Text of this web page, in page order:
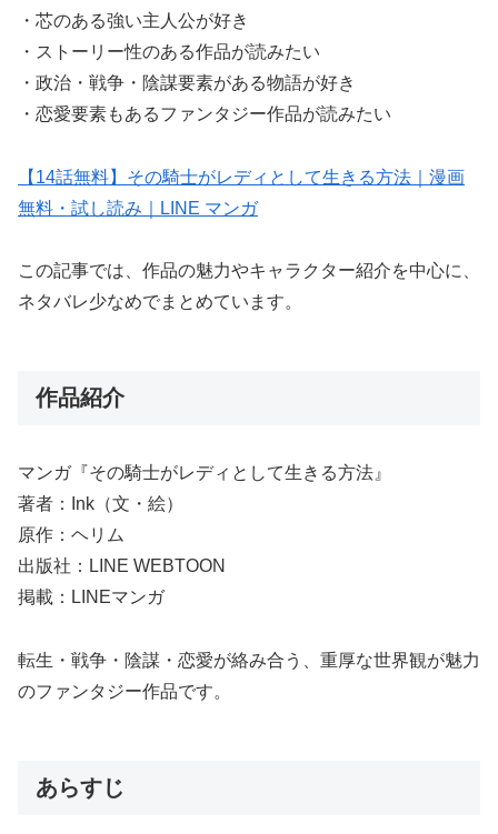
・芯のある強い主人公が好き
・ストーリー性のある作品が読みたい
・政治・戦争・陰謀要素がある物語が好き
・恋愛要素もあるファンタジー作品が読みたい
【14話無料】その騎士がレディとして生きる方法｜漫画
無料・試し読み｜LINE マンガ
この記事では、作品の魅力やキャラクター紹介を中心に、
ネタバレ少なめでまとめています。
作品紹介
マンガ『その騎士がレディとして生きる方法』
著者：Ink（文・絵）
原作：ヘリム
出版社：LINE WEBTOON
掲載：LINEマンガ
転生・戦争・陰謀・恋愛が絡み合う、重厚な世界観が魅力
のファンタジー作品です。
あらすじ